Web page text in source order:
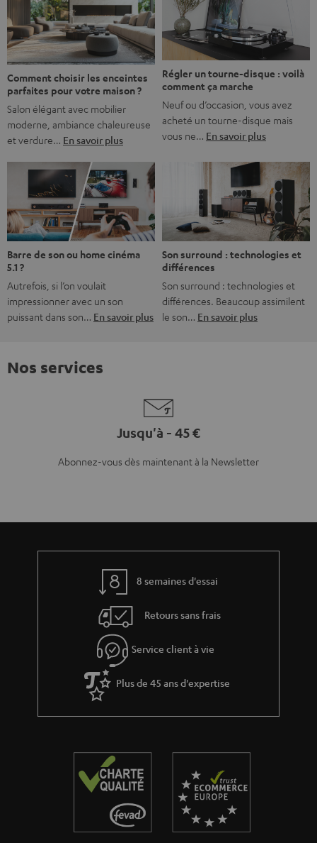
l’immersion. Rassurez-vous, on a tous vécu ça. Mais la
bonne nouvelle, c’est […]
Comment choisir les enceintes
parfaites pour votre maison ?
Salon élégant avec mobilier
moderne, ambiance chaleureuse
et verdure… En savoir plus
Régler un tourne-disque : voilà
comment ça marche
Neuf ou d’occasion, vous avez
acheté un tourne-disque mais
vous ne… En savoir plus
Barre de son ou home cinéma
5.1 ?
Autrefois, si l’on voulait
impressionner avec un son
puissant dans son… En savoir plus
Son surround : technologies et
différences
Son surround : technologies et
différences. Beaucoup assimilent
le son… En savoir plus
Nos services
Jusqu'à - 45 €
Abonnez-vous dès maintenant à la Newsletter
8 semaines d'essai
Retours sans frais
Service client à vie
Plus de 45 ans d'expertise